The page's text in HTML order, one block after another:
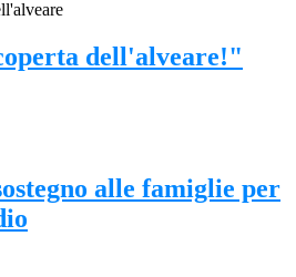
dell'alveare!"
alle famiglie per